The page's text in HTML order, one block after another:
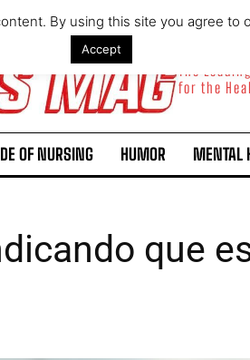
The
for the
OF NURSING HUMOR MENTAL
que
By using this site you agree to
Accept